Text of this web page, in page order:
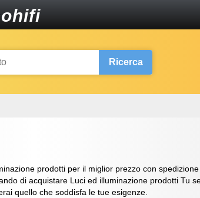
Ricerca
prodotti per il miglior prezzo con
di acquistare Luci ed illuminazione prodotti Tu
quello che soddisfa le tue esigenze.